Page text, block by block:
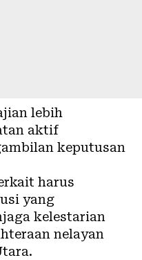
lebih
aktif
keputusan
harus
yang
kelestarian
nelayan